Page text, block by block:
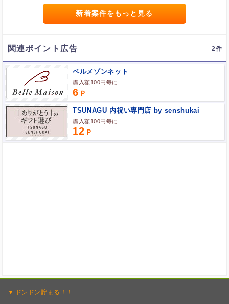
新着案件をもっと見る
関連ポイント広告 2
ベルメゾンネット
購入額100円毎に
6
TSUNAGU 内祝い専門店 by senshukai
購入額100円毎に
12
ドンドン貯まる！！